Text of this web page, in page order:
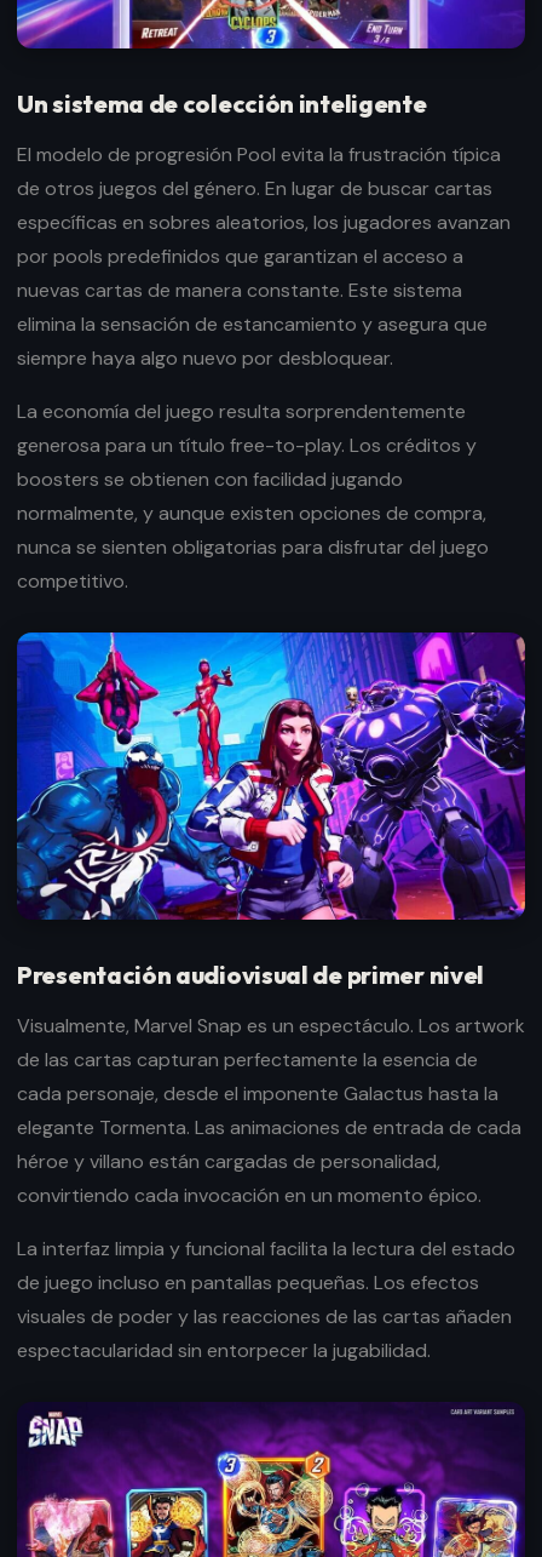
Un sistema de colección inteligente
El modelo de progresión Pool evita la frustración típica
de otros juegos del género. En lugar de buscar cartas
específicas en sobres aleatorios, los jugadores avanzan
por pools predefinidos que garantizan el acceso a
nuevas cartas de manera constante. Este sistema
elimina la sensación de estancamiento y asegura que
siempre haya algo nuevo por desbloquear.
La economía del juego resulta sorprendentemente
generosa para un título free-to-play. Los créditos y
boosters se obtienen con facilidad jugando
normalmente, y aunque existen opciones de compra,
nunca se sienten obligatorias para disfrutar del juego
competitivo.
Presentación audiovisual de primer nivel
Visualmente, Marvel Snap es un espectáculo. Los artwork
de las cartas capturan perfectamente la esencia de
cada personaje, desde el imponente Galactus hasta la
elegante Tormenta. Las animaciones de entrada de cada
héroe y villano están cargadas de personalidad,
convirtiendo cada invocación en un momento épico.
La interfaz limpia y funcional facilita la lectura del estado
de juego incluso en pantallas pequeñas. Los efectos
visuales de poder y las reacciones de las cartas añaden
espectacularidad sin entorpecer la jugabilidad.